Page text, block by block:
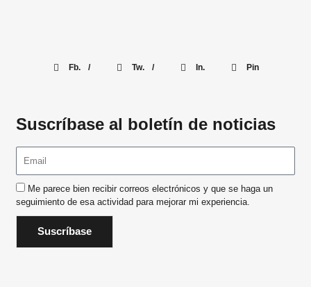
Fb. / Tw. / In. Pin
Suscríbase al boletín de noticias
Me parece bien recibir correos electrónicos y que se haga un
seguimiento de esa actividad para mejorar mi experiencia.
Suscríbase